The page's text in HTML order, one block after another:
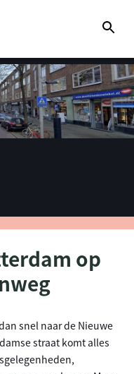
op
snel naar de Nieuwe
straat komt alles